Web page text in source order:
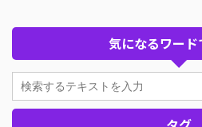
気になるワー